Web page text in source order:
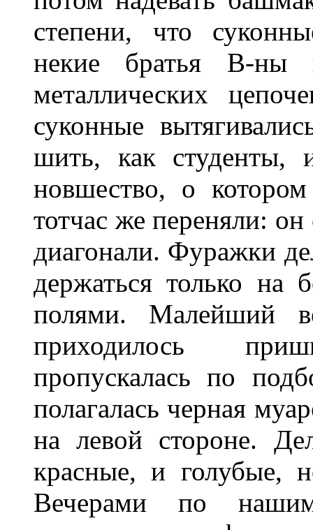
степени, что
некие братья В-
металлических
суконные
шить, как студенты,
новшество, о
тотчас же переняли:
диагонали. Фуражки
держаться только на
полями. Малейший
приходилось
пропускалась по
полагалась черная
на левой стороне.
красные, и голубые,
Вечерами по